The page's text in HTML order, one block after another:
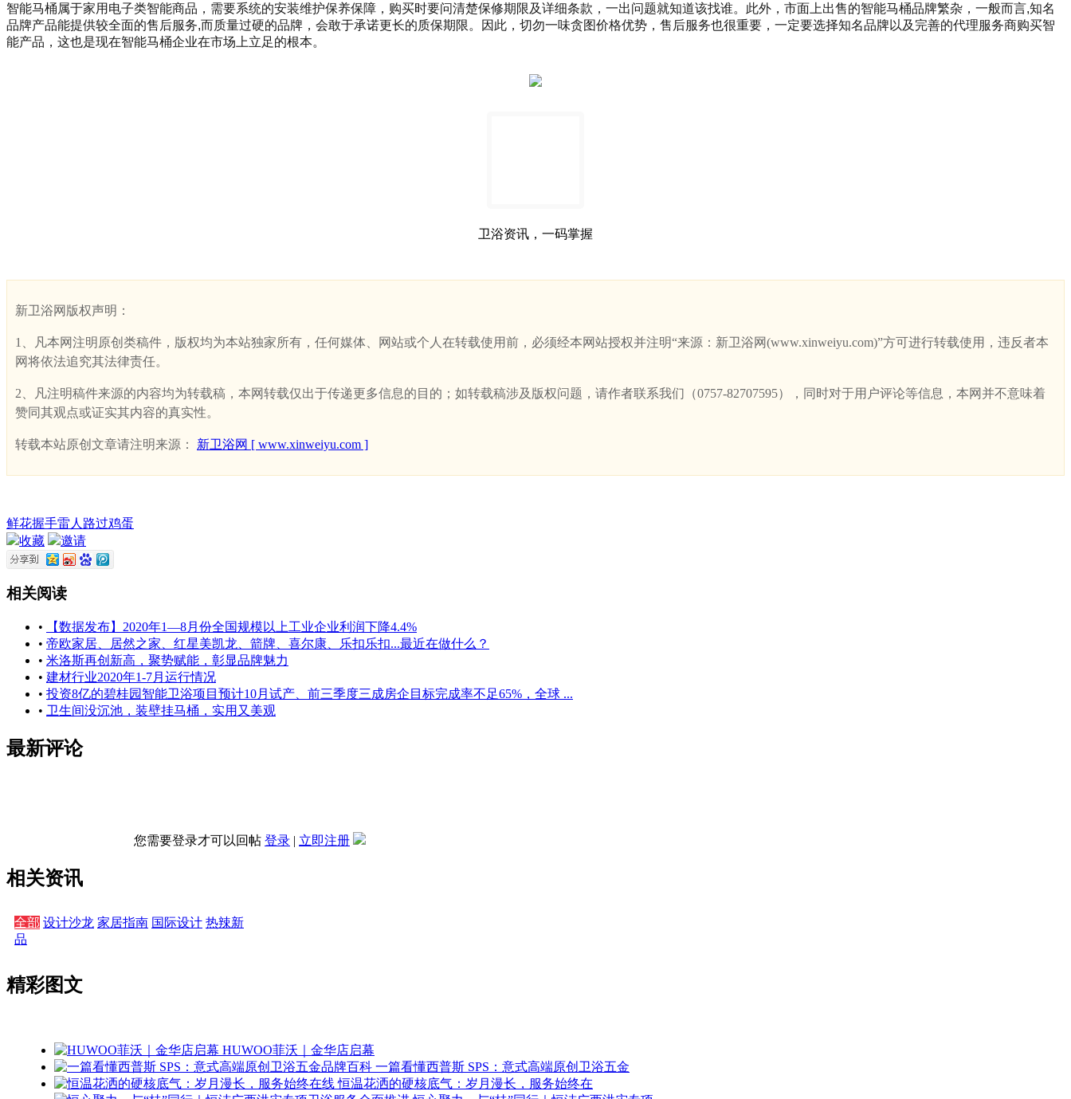
智能马桶属于家用电子类智能商品，需要系统的安装维护保养保障，购买时要问清楚保修期限及详细条款，一出问题就知道该找谁。此外，市面上出售的智能马桶品牌繁杂，一般而言,知名
品牌产品能提供较全面的售后服务,而质量过硬的品牌，会敢于承诺更长的质保期限。因此，切勿一味贪图价格优势，售后服务也很重要，一定要选择知名品牌以及完善的代理服务商购买智
能产品，这也是现在智能马桶企业在市场上立足的根本。
卫浴资讯，一码掌握
新卫浴网版权声明：
1、凡本网注明原创类稿件，版权均为本站独家所有，任何媒体、网站或个人在转载使用前，必须经本网站授权并注明“来源：新卫浴网(www.xinweiyu.com)”方可进行转载使用，违反者本
网将依法追究其法律责任。
2、凡注明稿件来源的内容均为转载稿，本网转载仅出于传递更多信息的目的；如转载稿涉及版权问题，请作者联系我们（0757-82707595），同时对于用户评论等信息，本网并不意味着
赞同其观点或证实其内容的真实性。
转载本站原创文章请注明来源： 新卫浴网 [ www.xinweiyu.com ]
鲜花握手雷人 路过鸡蛋
收藏
邀请
相关阅读
•
【数据发布】2020年1—8月份全国规模以上工业企业利润下降4.4%
• 帝欧家居、居然之家、红星美凯龙、箭牌、喜尔康、乐扣乐扣...最近在做什么？
• 米洛斯再创新高，聚势赋能，彰显品牌魅力
• 建材行业2020年1-7月运行情况
• 投资8亿的碧桂园智能卫浴项目预计10月试产、前三季度三成房企目标完成率不足65%，全球 ...
• 卫生间没沉池，装壁挂马桶，实用又美观
最新评论
您需要登录才可以回帖 登录 | 立即注册
相关资讯
全部 设计沙龙 家居指南 国际设计 热辣新
品
精彩图文
HUWOO菲沃｜金华店启幕
一篇看懂西普斯 SPS：意式高端原创卫浴五金
恒温花洒的硬核底气：岁月漫长，服务始终在